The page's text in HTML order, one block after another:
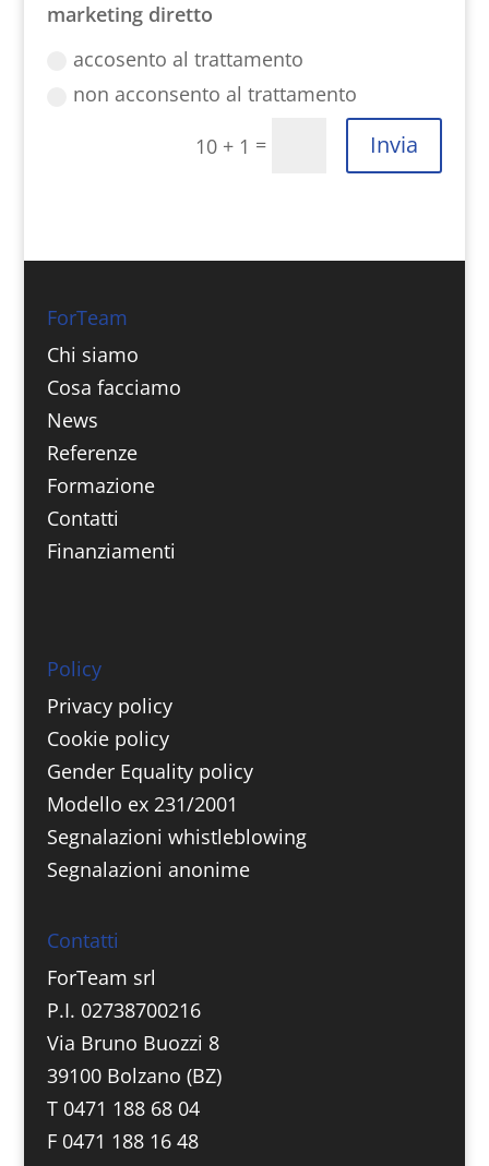
marketing diretto
accosento al trattamento
non acconsento al trattamento
10 + 1 = Invia
ForTeam
Chi siamo
Cosa facciamo
News
Referenze
Formazione
Contatti
Finanziamenti
Policy
Privacy policy
Cookie policy
Gender Equality policy
Modello ex 231/2001
Segnalazioni whistleblowing
Segnalazioni anonime
Contatti
ForTeam srl
P.I. 02738700216
Via Bruno Buozzi 8
39100 Bolzano (BZ)
T 0471 188 68 04
F 0471 188 16 48